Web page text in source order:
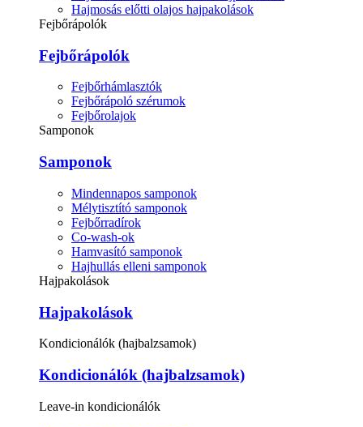
Hajmosás előtti olajos hajpakolások
Fejbőrápolók
Fejbőrápolók
Fejbőrhámlasztók
Fejbőrápoló szérumok
Fejbőrolajok
Samponok
Samponok
Mindennapos samponok
Mélytisztító samponok
Fejbőrradírok
Co-wash-ok
Hamvasító samponok
Hajhullás elleni samponok
Hajpakolások
Hajpakolások
Kondicionálók (hajbalzsamok)
Kondicionálók (hajbalzsamok)
Leave-in kondicionálók